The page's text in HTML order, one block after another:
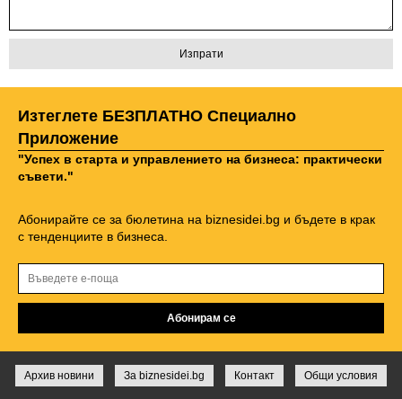
Изтеглете БЕЗПЛАТНО Специално
Приложение
"Успех в старта и управлението на бизнеса: практически
съвети."
Абонирайте се за бюлетина на biznesidei.bg и бъдете в крак
с тенденциите в бизнеса.
Архив новини За biznesidei.bg Контакт Общи условия